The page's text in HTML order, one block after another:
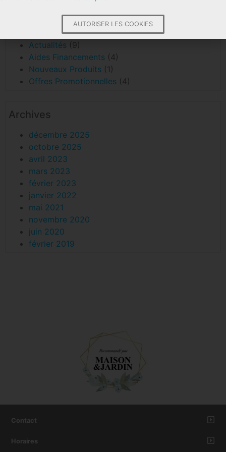
Actualités (9)
Aides Financements (4)
Nouveaux Produits (1)
Offres Promotionnelles (4)
Archives
décembre 2025
octobre 2025
avril 2023
mars 2023
février 2023
janvier 2022
mai 2021
novembre 2020
juin 2020
février 2019
Contact
Horaires
AUTORISER LES COOKIES